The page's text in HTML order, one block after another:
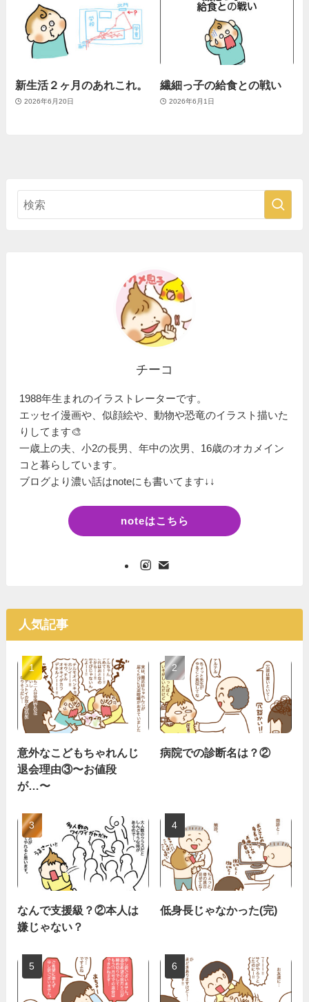
新生活２ヶ月のあれこれ。
2026年6月20日
繊細っ子の給食との戦い
2026年6月1日
チーコ
1988年生まれのイラストレーターです。
エッセイ漫画や、似顔絵や、動物や恐竜のイラスト描いた
りしてます🎨
一歳上の夫、小2の長男、年中の次男、16歳のオカメイン
コと暮らしています。
ブログより濃い話はnoteにも書いてます↓↓
noteはこちら
人気記事
意外なこどもちゃれんじ
退会理由③〜お値段
が…〜
病院での診断名は？②
なんで支援級？②本人は
嫌じゃない？
低身長じゃなかった(完)